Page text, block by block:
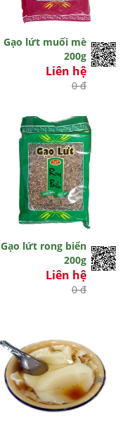
Gạo lứt muối mè
200g
Liên hệ
0 đ
Gạo lứt rong biển
200g
Liên hệ
0 đ